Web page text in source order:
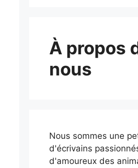
À propos
nous
Nous sommes une
d'écrivains
d'amoureux des